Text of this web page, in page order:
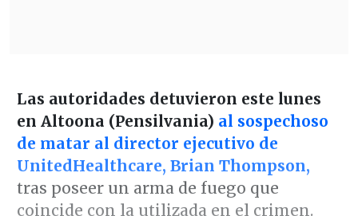
Las autoridades detuvieron este lunes
en Altoona (Pensilvania) al sospechoso
de matar al director ejecutivo de
UnitedHealthcare, Brian Thompson,
tras poseer un arma de fuego que
coincide con la utilizada en el crimen.